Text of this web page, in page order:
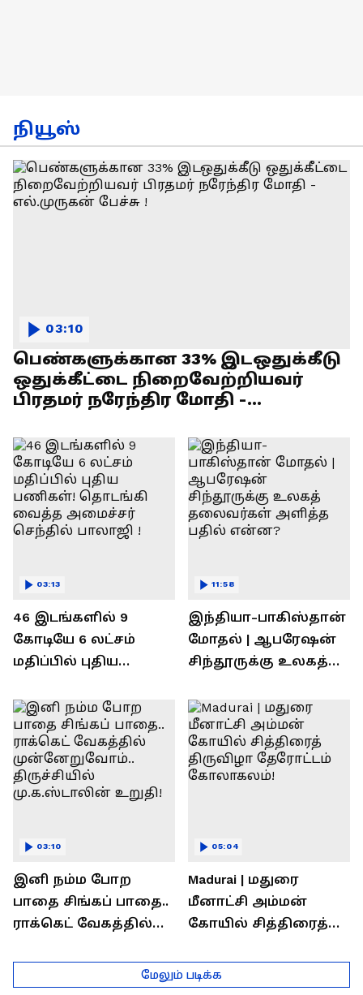
நியூஸ்
பெண்களுக்கான 33% இடஒதுக்கீடு
ஒதுக்கீட்டை நிறைவேற்றியவர்
பிரதமர் நரேந்திர மோதி -
03:10
46 இடங்களில் 9
கோடியே 6 லட்சம்
மதிப்பில் புதிய
வைத்த அமைச்சர்
செந்தில் பாலாஜி !
03:13
இந்தியா-பாகிஸ்தான்
மோதல் | ஆபரேஷன்
சிந்தூருக்கு உலகத்
பதில் என்ன?
11:58
இனி நம்ம போற
பாதை சிங்கப் பாதை..
ராக்கெட் வேகத்தில்
திருச்சியில்
மு.க.ஸ்டாலின் உறுதி!
03:10
Madurai | மதுரை
மீனாட்சி அம்மன்
கோயில் சித்திரைத்
கோலாகலம்!
05:04
மேலும் படிக்க